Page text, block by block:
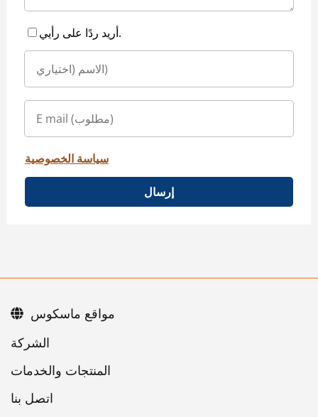
أريد ردًا على رأيي.
سياسة الخصوصية
إرسال
اتصل بنا
مواقع ماسكوس